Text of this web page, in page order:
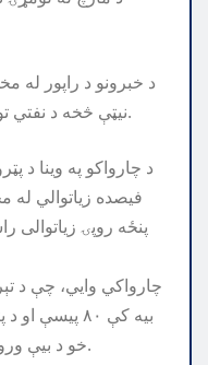
د خبرونو د راپور له
نیټې څخه د نفتي توکو بیه شاوخوا دوه سلنه لوړه شي.
د چارواکو په وينا د
فيصده زياتوالي له
پنځه روپۍ زياتوالى
چارواکي وايي، چې د
خو د بيې وروستۍ اعلان به د ماليې وزارت کوي.